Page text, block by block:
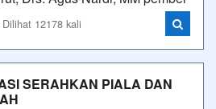
12178 kali
SERAHKAN PIALA DAN